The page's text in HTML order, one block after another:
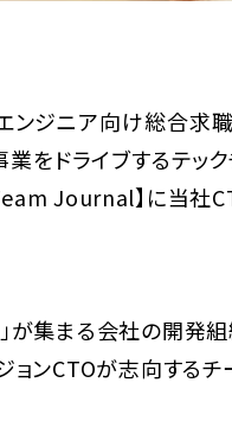
ジニア向け総合求職
業をドライブするテ
Journal】に当社
が集まる会社の開発
ョンCTOが志向するチ